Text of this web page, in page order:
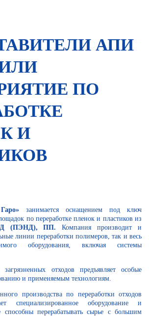
АПИ
ПО
И
занимается оснащением под ключ
по переработке пленок и пластиков из
(ПЭНД), ПП.Компания производит и
линии переработки полимеров, так и весь
оборудования, включая системы
загрязненных отходов предъявляет особые
и применяемым технологиям.
производства по переработки отходов
специализированное оборудование и
способны перерабатывать сырье с большим